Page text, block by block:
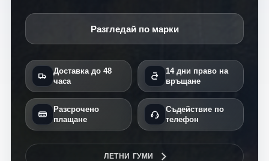
Разгледай по марки
Доставка до 48
часа
14 дни право на
връщане
Разсрочено
плащане
Съдействие по
телефон
ЛЕТНИ ГУМИ